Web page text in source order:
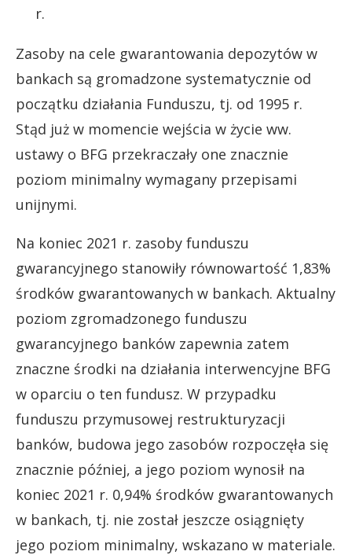
r.
Zasoby na cele gwarantowania depozytów w
bankach są gromadzone systematycznie od
początku działania Funduszu, tj. od 1995 r.
Stąd już w momencie wejścia w życie ww.
ustawy o BFG przekraczały one znacznie
poziom minimalny wymagany przepisami
unijnymi.
Na koniec 2021 r. zasoby funduszu
gwarancyjnego stanowiły równowartość 1,83%
środków gwarantowanych w bankach. Aktualny
poziom zgromadzonego funduszu
gwarancyjnego banków zapewnia zatem
znaczne środki na działania interwencyjne BFG
w oparciu o ten fundusz. W przypadku
funduszu przymusowej restrukturyzacji
banków, budowa jego zasobów rozpoczęła się
znacznie później, a jego poziom wynosił na
koniec 2021 r. 0,94% środków gwarantowanych
w bankach, tj. nie został jeszcze osiągnięty
jego poziom minimalny, wskazano w materiale.